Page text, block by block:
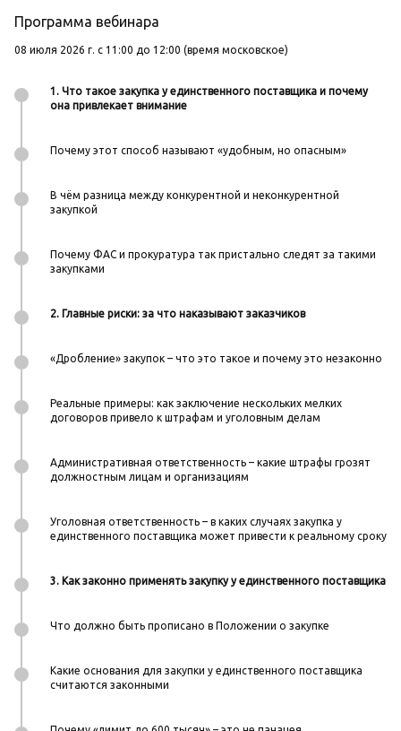
Программа вебинара
08 июля 2026 г. с 11:00 до 12:00 (время московское)
1. Что такое закупка у единственного поставщика и почему
она привлекает внимание
Почему этот способ называют «удобным, но опасным»
В чём разница между конкурентной и неконкурентной
закупкой
Почему ФАС и прокуратура так пристально следят за такими
закупками
2. Главные риски: за что наказывают заказчиков
«Дробление» закупок – что это такое и почему это незаконно
Реальные примеры: как заключение нескольких мелких
договоров привело к штрафам и уголовным делам
Административная ответственность – какие штрафы грозят
должностным лицам и организациям
Уголовная ответственность – в каких случаях закупка у
единственного поставщика может привести к реальному сроку
3. Как законно применять закупку у единственного поставщика
Что должно быть прописано в Положении о закупке
Какие основания для закупки у единственного поставщика
считаются законными